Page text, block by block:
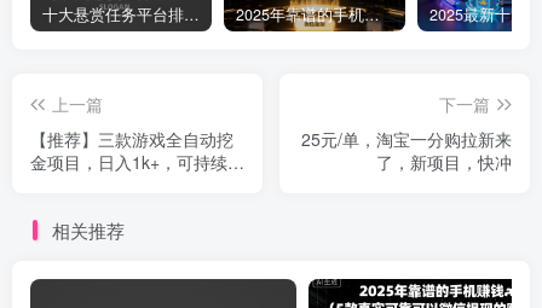
十大悬赏任务平台排行榜（全网最好的悬赏任务平台） 2025年靠谱的手机赚钱app（5款真实可靠可以微信提现的赚钱软件）
上一篇
【推荐】三款游戏全自动挖
金项目，日入1k+，可持续稳
下一篇
25元/单，淘宝一分购拉新来
了，新项目，快冲
相关推荐